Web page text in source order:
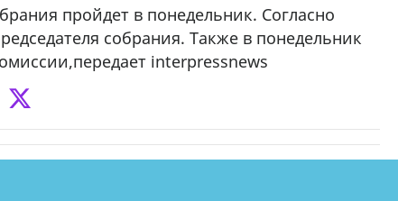
пройдет в понедельник. Согласно
собрания. Также в понедельник
interpressnews